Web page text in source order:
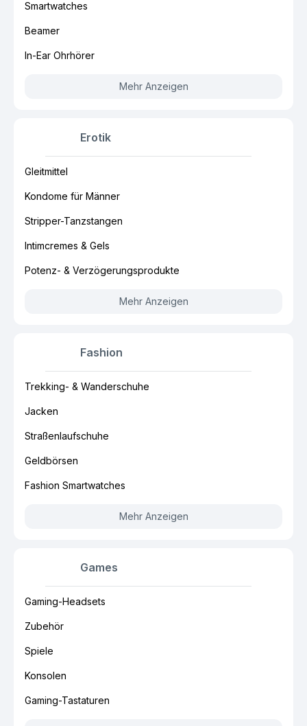
Smartwatches
Beamer
In-Ear Ohrhörer
Mehr Anzeigen
Erotik
Gleitmittel
Kondome für Männer
Stripper-Tanzstangen
Intimcremes & Gels
Potenz- & Verzögerungsprodukte
Mehr Anzeigen
Fashion
Trekking- & Wanderschuhe
Jacken
Straßenlaufschuhe
Geldbörsen
Fashion Smartwatches
Mehr Anzeigen
Games
Gaming-Headsets
Zubehör
Spiele
Konsolen
Gaming-Tastaturen